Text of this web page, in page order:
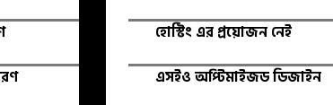
হোস্টিং এর প্রয়োজন নেই
এসইও অপ্টিমাইজড ডিজাইন